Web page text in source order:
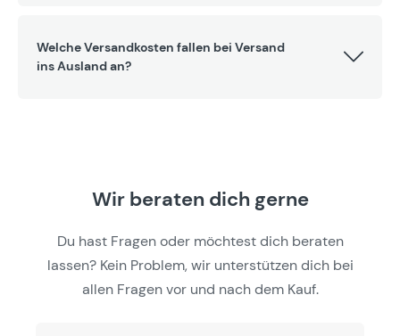
Welche Versandkosten fallen bei Versand
ins Ausland an?
Wir beraten dich gerne
Du hast Fragen oder möchtest dich beraten
lassen? Kein Problem, wir unterstützen dich bei
allen Fragen vor und nach dem Kauf.